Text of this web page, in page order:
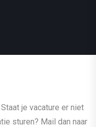
je vacature er niet
sturen? Mail dan naar